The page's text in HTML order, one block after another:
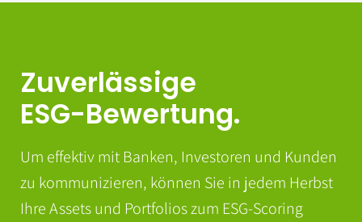
Zuverlässige
ESG-Bewertung.
Um effektiv mit Banken, Investoren und Kunden
zu kommunizieren, können Sie in jedem Herbst
Ihre Assets und Portfolios zum ESG-Scoring